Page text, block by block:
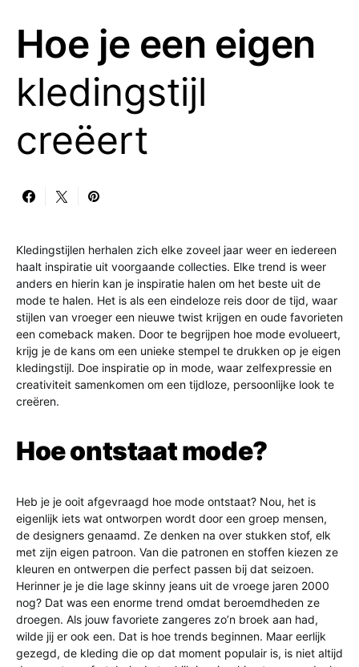
Hoe je een eigen
kledingstijl
creëert
Kledingstijlen herhalen zich elke zoveel jaar weer en iedereen
haalt inspiratie uit voorgaande collecties. Elke trend is weer
anders en hierin kan je inspiratie halen om het beste uit de
mode te halen. Het is als een eindeloze reis door de tijd, waar
stijlen van vroeger een nieuwe twist krijgen en oude favorieten
een comeback maken. Door te begrijpen hoe mode evolueert,
krijg je de kans om een unieke stempel te drukken op je eigen
kledingstijl. Doe inspiratie op in mode, waar zelfexpressie en
creativiteit samenkomen om een tijdloze, persoonlijke look te
creëren.
Hoe ontstaat mode?
Heb je je ooit afgevraagd hoe mode ontstaat? Nou, het is
eigenlijk iets wat ontworpen wordt door een groep mensen,
de designers genaamd. Ze denken na over stukken stof, elk
met zijn eigen patroon. Van die patronen en stoffen kiezen ze
kleuren en ontwerpen die perfect passen bij dat seizoen.
Herinner je je die lage skinny jeans uit de vroege jaren 2000
nog? Dat was een enorme trend omdat beroemdheden ze
droegen. Als jouw favoriete zangeres zo’n broek aan had,
wilde jij er ook een. Dat is hoe trends beginnen. Maar eerlijk
gezegd, de kleding die op dat moment populair is, is niet altijd